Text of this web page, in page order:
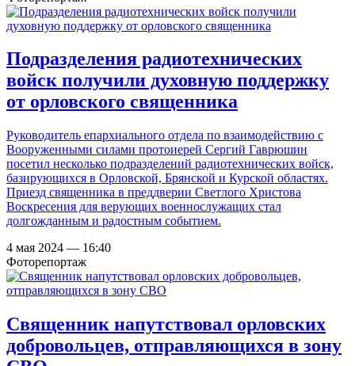
Подразделения радиотехнических
войск получили духовную поддержку
от орловского священника
Руководитель епархиального отдела по взаимодействию с
Вооруженными силами протоиерей Сергий Гаврюшин
посетил несколько подразделений радиотехнических войск,
базирующихся в Орловской, Брянской и Курской областях.
Приезд священника в преддверии Светлого Христова
Воскресения для верующих военнослужащих стал
долгожданным и радостным событием.
4 мая 2024 — 16:40
Фоторепортаж
Священник напутствовал орловских
добровольцев, отправляющихся в зону